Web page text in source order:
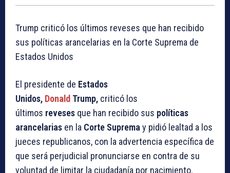
Trump criticó los últimos reveses que han recibido
sus políticas arancelarias en la Corte Suprema de
Estados Unidos
El presidente de Estados
Unidos, Donald Trump, criticó los
últimos reveses que han recibido sus políticas
arancelarias en la Corte Suprema y pidió lealtad a los
jueces republicanos, con la advertencia específica de
que será perjudicial pronunciarse en contra de su
voluntad de limitar la ciudadanía por nacimiento.